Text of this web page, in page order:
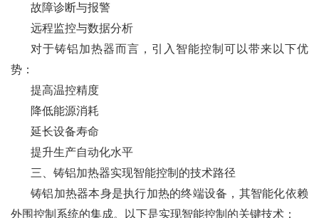
故障诊断与报警
远程监控与数据分析
对于铸铝加热器而言，引入智能控制可以带来以下优
势：
提高温控精度
降低能源消耗
延长设备寿命
提升生产自动化水平
三、铸铝加热器实现智能控制的技术路径
铸铝加热器本身是执行加热的终端设备，其智能化依赖
外围控制系统的集成。以下是实现智能控制的关键技术：